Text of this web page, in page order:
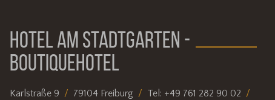
HOTEL AM STADTGARTEN -
BOUTIQUEHOTEL
Karlstraße 9 79104 Freiburg Tel: +49 761 282 90 02